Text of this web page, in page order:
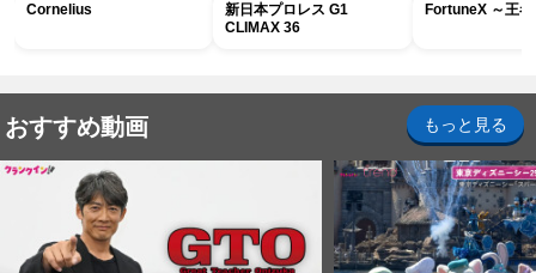
Cornelius
新日本プロレス G1
CLIMAX 36
FortuneX ～王
おすすめ動画 もっと見る